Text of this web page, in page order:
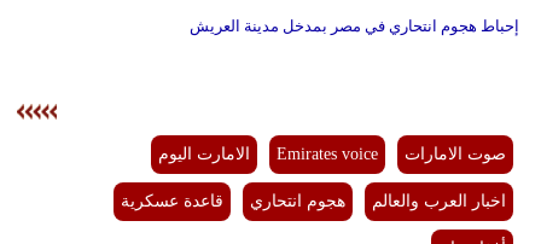
إحباط هجوم انتحاري في مصر بمدخل مدينة العريش
صوت الامارات Emirates voice الامارت اليوم
اخبار العرب والعالم هجوم انتحاري قاعدة عسكرية